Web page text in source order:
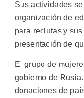
Sus actividades
organización de
para reclutas y
presentación de
El grupo de
gobierno de
donaciones de